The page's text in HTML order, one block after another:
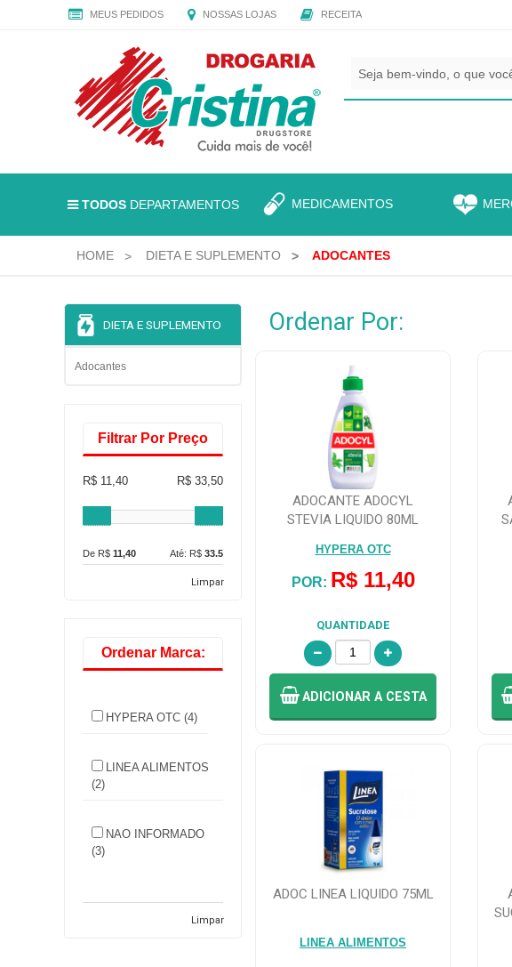
MEUS PEDIDOS NOSSAS LOJAS RECEITA
TODOS DEPARTAMENTOS MEDICAMENTOS
HOME DIETA E SUPLEMENTO ADOCANTES
DIETA E SUPLEMENTO
Adocantes
Filtrar Por Preço
R$ 11,40 R$ 33,50
De R$ 11,40 Até: R$ 33.5
Limpar
Ordenar Marca:
HYPERA OTC (4)
LINEA ALIMENTOS
(2)
NAO INFORMADO
(3)
Limpar
Ordenar Por:
ADOCANTE ADOCYL
STEVIA LIQUIDO 80ML
HYPERA OTC
POR: R$ 11,40
QUANTIDADE
ADICIONAR A CESTA
ADOC LINEA LIQUIDO 75ML
LINEA ALIMENTOS
CADASTRE
SEU
E-
MAIL
AS